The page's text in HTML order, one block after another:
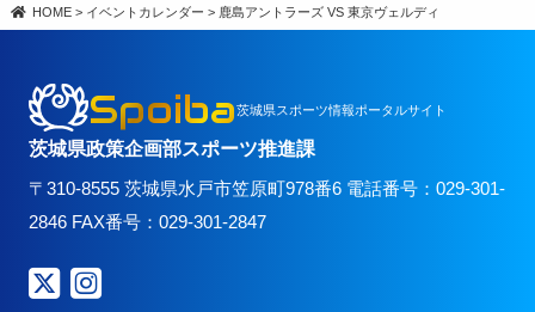
HOME > イベントカレンダー > 鹿島アントラーズ VS 東京ヴェルディ
Spoiba茨城県スポーツ情報ポータルサイト
茨城県政策企画部スポーツ推進課
〒310-8555 茨城県水戸市笠原町978番6 電話番号：029-301-
2846 FAX番号：029-301-2847